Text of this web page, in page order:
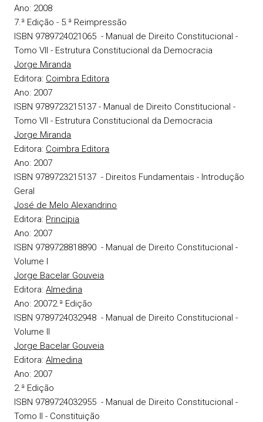
Ano: 2008
7.ª Edição - 5.ª Reimpressão
ISBN 9789724021065 - Manual de Direito Constitucional -
Tomo VII - Estrutura Constitucional da Democracia
Jorge Miranda
Editora: Coimbra Editora
Ano: 2007
ISBN 9789723215137 - Manual de Direito Constitucional -
Tomo VII - Estrutura Constitucional da Democracia
Jorge Miranda
Editora: Coimbra Editora
Ano: 2007
ISBN 9789723215137 - Direitos Fundamentais - Introdução
Geral
José de Melo Alexandrino
Editora: Principia
Ano: 2007
ISBN 9789728818890 - Manual de Direito Constitucional -
Volume I
Jorge Bacelar Gouveia
Editora:Almedina
Ano: 20072.ª Edição
ISBN 9789724032948 - Manual de Direito Constitucional -
Volume II
Jorge Bacelar Gouveia
Editora:Almedina
Ano: 2007
2.ª Edição
ISBN 9789724032955 - Manual de Direito Constitucional -
Tomo II - Constituição